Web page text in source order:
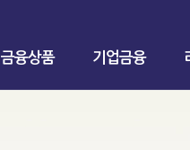
금융상품 기업금융